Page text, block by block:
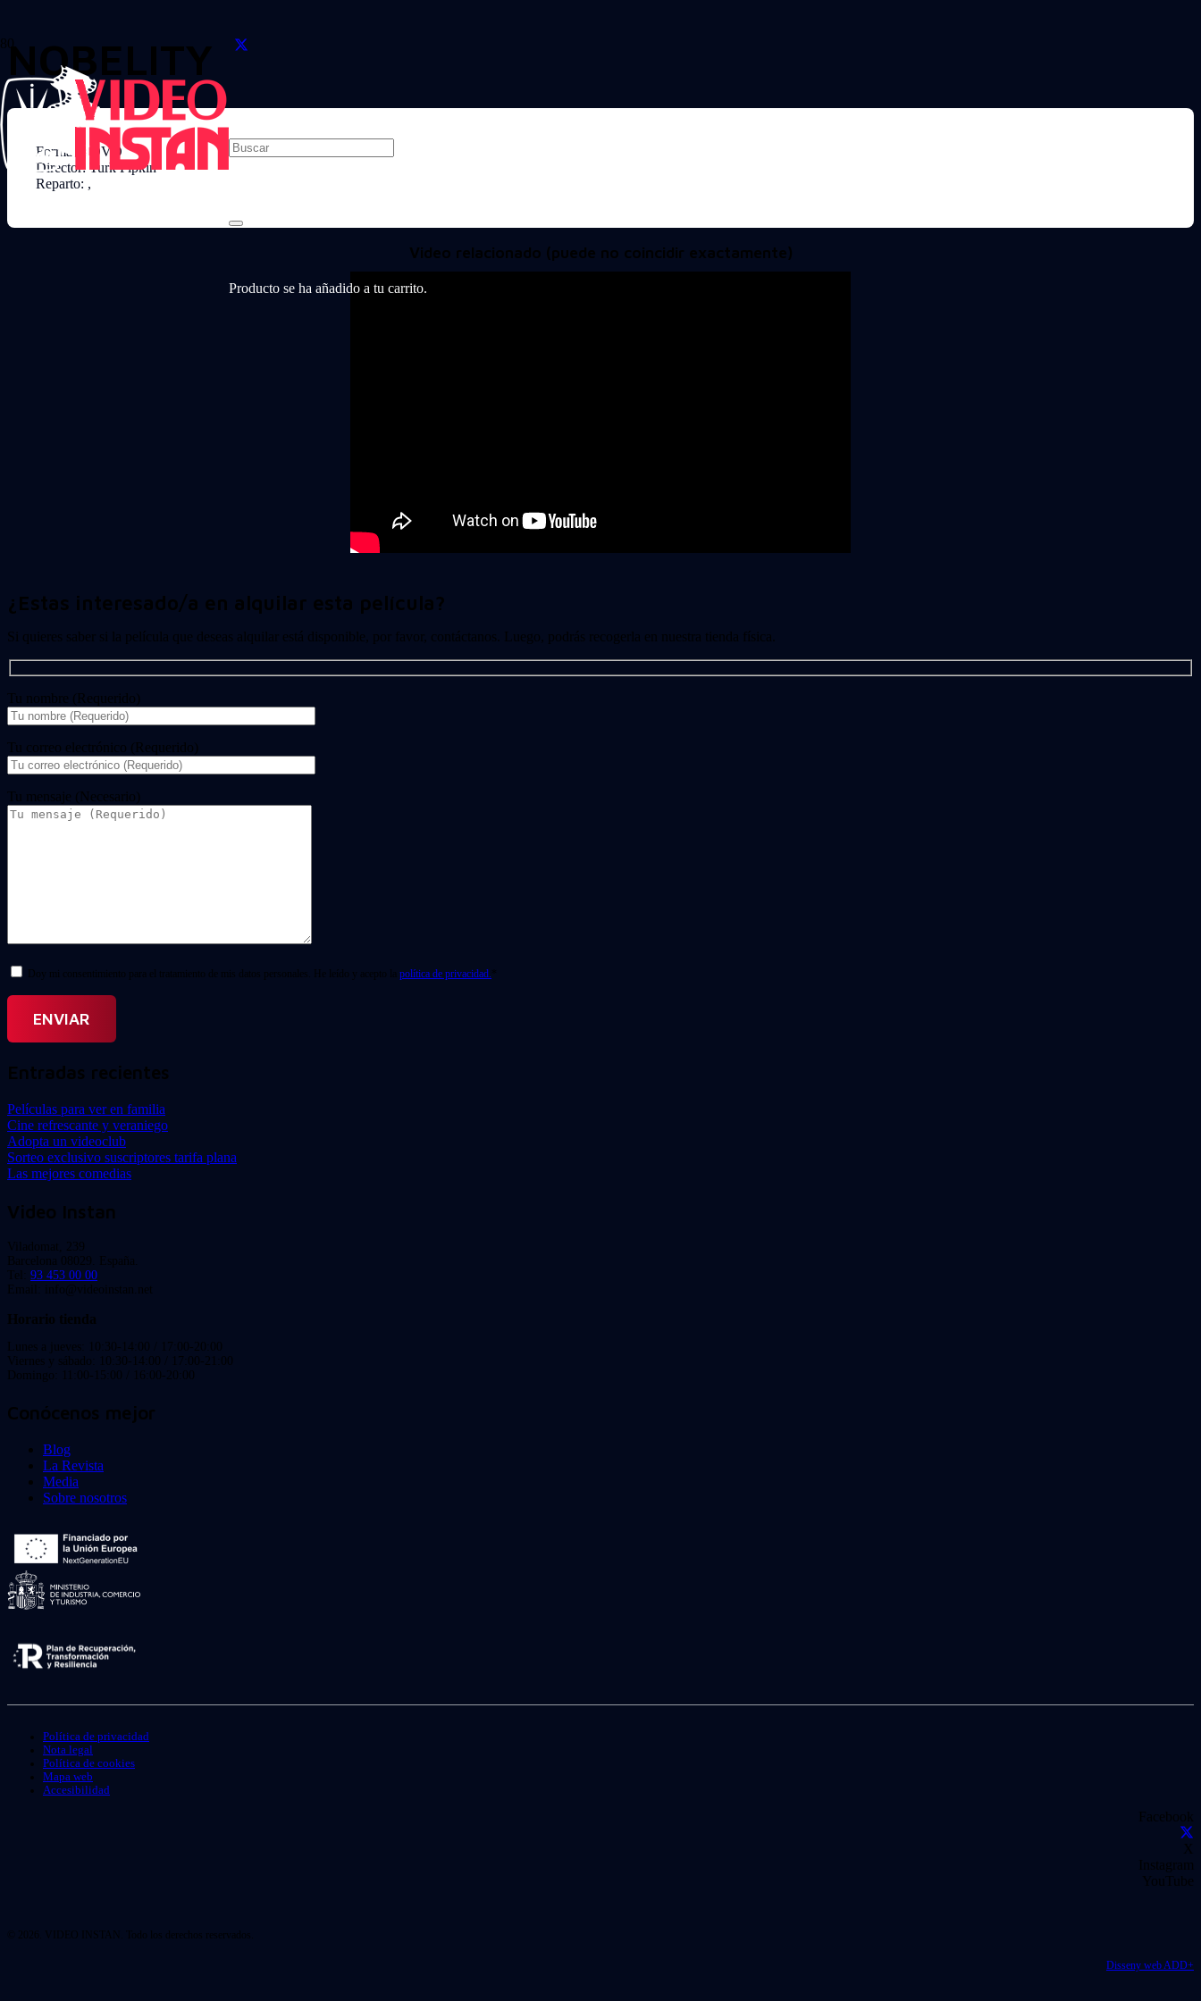
Producto se ha añadido a tu carrito.
NOBELITY
Formato: DVD
Director: Turk Pipkin
Reparto: ,
Video relacionado (puede no coincidir exactamente)
¿Estas interesado/a en alquilar esta película?
Si quieres saber si la película que deseas alquilar está disponible, por favor, contáctanos. Luego, podrás recogerla en nuestra tienda física.
Tu nombre (Requerido)
Tu correo electrónico (Requerido)
Tu mensaje (Necesario)
Doy mi consentimiento para el tratamiento de mis datos personales. He leído y acepto la política de privacidad. *
Entradas recientes
Películas para ver en familia
Cine refrescante y veraniego
Adopta un videoclub
Sorteo exclusivo suscriptores tarifa plana
Las mejores comedias
Video Instan
Viladomat, 239
Barcelona 08029. España.
Tel: 93 453 00 00
Email: info@videoinstan.net
Horario tienda
Lunes a jueves: 10:30-14:00 / 17:00-20:00
Viernes y sábado: 10:30-14:00 / 17:00-21:00
Domingo: 11:00-15:00 / 16:00-20:00
Conócenos mejor
Blog
La Revista
Media
Sobre nosotros
Política de privacidad
Nota legal
Política de cookies
Mapa web
Accesibilidad
Facebook
X
Instagram
YouTube
© 2026. VIDEO INSTAN. Todo los derechos reservados.
Disseny web ADD+